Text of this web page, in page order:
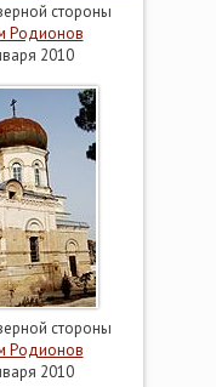
стороны
Родионов
2010
стороны
Родионов
2010